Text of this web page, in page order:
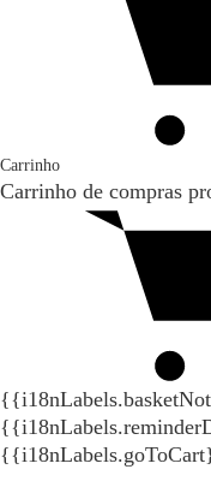
Carrinho
Carrinho de compras